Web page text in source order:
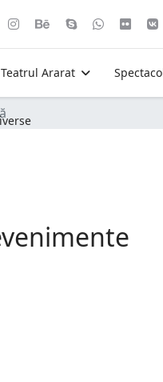
Teatrul Ararat